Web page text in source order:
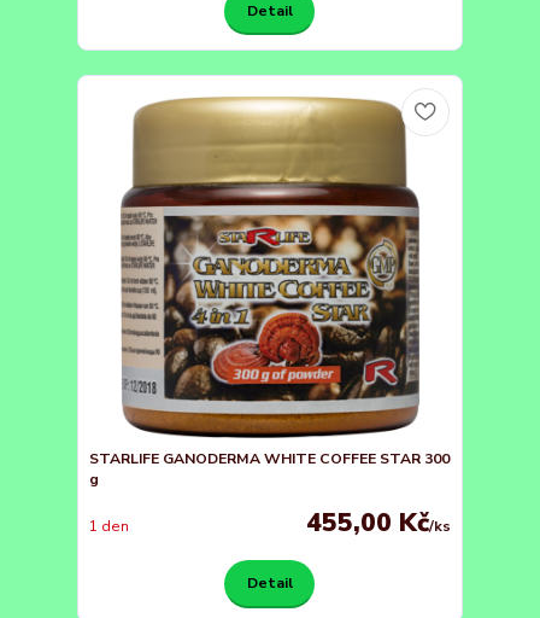
Detail
STARLIFE GANODERMA WHITE COFFEE STAR 300
g
455,00 Kč/ks
1 den
Detail